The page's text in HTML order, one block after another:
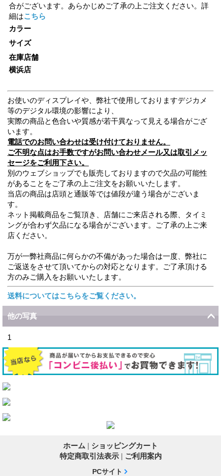
合がございます。あらかじめご了承の上ご注文ください。詳
細はこちら
カラー
サイズ
在庫店舗
横浜店
お使いのディスプレイや、弊社で使用しておりますデジカメ
等のデジタル環境の影響により、
実際の商品と色合いや質感が若干異なって見える場合がござ
います。
電話でのお問い合わせは受け付けておりません。
ご不明な点はお手数ですがお問い合わせメール又は取引メッ
セージをご利用下さい。
別のウェブショップでも販売しておりますので欠品の可能性
があることをご了承の上ご注文をお願いいたします。
当店の商品は店頭と通販等では値段が違う場合がございま
す。
ネット掲載商品をご覧頂き、店舗にご来店される際、タイミ
ングが合わず欠品になる場合がございます。ご了承の上ご来
店ください。
万が一弊社商品に何らかの不備があった場合は一度、弊社に
ご返送をさせて頂いてからの対応となります。ご了承頂ける
方のみご購入をお願いいたします。
送料についてはこちらをご覧ください。
他の写真
1
ホーム | ショッピングカート
特定商取引法表示 | ご利用案内
PCサイト